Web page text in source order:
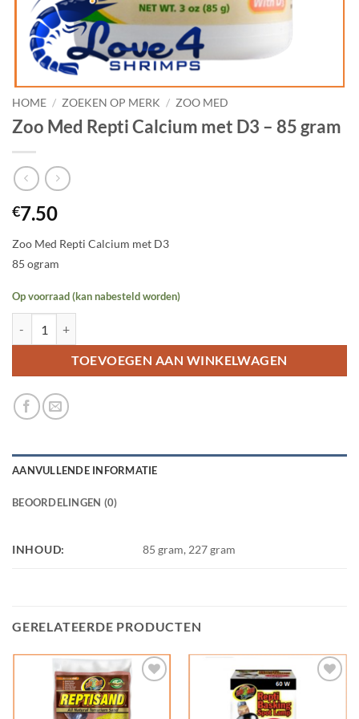
HOME / ZOEKEN OP MERK / ZOO MED
Zoo Med Repti Calcium met D3 – 85 gram
€7.50
Zoo Med Repti Calcium met D3
85 ogram
Op voorraad (kan nabesteld worden)
TOEVOEGEN AAN WINKELWAGEN
AANVULLENDE INFORMATIE
BEOORDELINGEN (0)
INHOUD: 85 gram, 227 gram
GERELATEERDE PRODUCTEN